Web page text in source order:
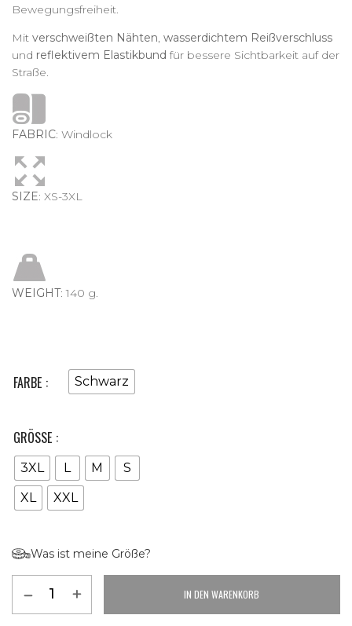
Bewegungsfreiheit.
Mit verschweißten Nähten, wasserdichtem Reißverschluss
und reflektivem Elastikbund für bessere Sichtbarkeit auf der
Straße.
FABRIC: Windlock
SIZE: XS-3XL
WEIGHT: 140 g.
FARBE Schwarz
GRÖSSE
3XL L M
S
XL
XXL
Was ist meine Größe?
IN DEN WARENKORB